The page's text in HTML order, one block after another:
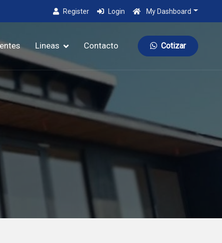
Register Login My Dashboard
Lineas Contacto Cotizar